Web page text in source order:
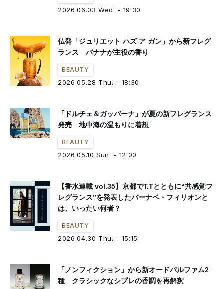
2026.06.03 Wed. - 19:30
仏発「ジュリエット ハズ ア ガン」から新フレグ
ランス バナナが主役の香り
BEAUTY
2026.05.28 Thu. - 18:30
「ドルチェ＆ガッバーナ」が夏の新フレグランス
発売 地中海の温もりに着想
BEAUTY
2026.05.10 Sun. - 12:00
【香水連載 vol.35】京都でT.Tとともに“共感覚フ
レグランス”を発表したバーナベ・フィリオンと
は、いったい何者？
BEAUTY
2026.04.30 Thu. - 15:15
「ノンフィクション」から新オードパルファム2
種 クラシックなシプレの香調を再解釈